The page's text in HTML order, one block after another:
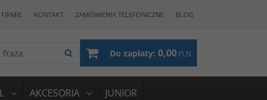
KONTAKT ZAMÓWIENIA TELEFONICZNE BLOG
Do zapłaty: 0,00PLN
AKCESORIA JUNIOR